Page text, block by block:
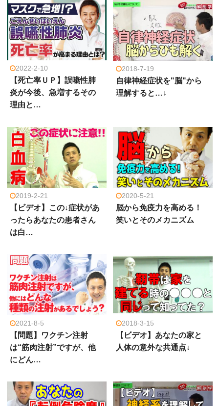
2022-2-10
【死亡率ＵＰ】誤嚥性肺
炎が今後、急増するその
理由と…
2018-7-19
自律神経症状を"脳"から
理解すると…↓
2019-2-21
【ビデオ】この↓症状があ
ったらあなたの患者さん
は白…
2020-5-21
脳から免疫力を高める！
笑いとそのメカニズム
2021-8-5
【問題】ワクチン注射
は“筋肉注射”ですが、他
にどん…
2018-3-15
【ビデオ】あなたの家と
人体の意外な共通点↓